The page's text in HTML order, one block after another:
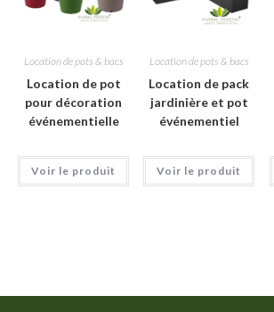
Location de pots & bacs
Location de pot
pour décoration
événementielle
Voir le produit
Location de pots & bacs
Location de pack
jardinière et pot
événementiel
Voir le produit